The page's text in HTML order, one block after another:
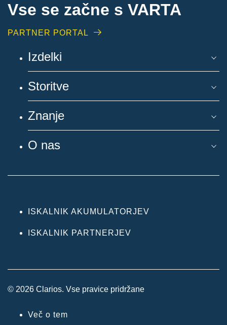
Vse se začne s VARTA
PARTNER PORTAL
Izdelki
Storitve
Znanje
O nas
ISKALNIK AKUMULATORJEV
ISKALNIK PARTNERJEV
© 2026 Clarios. Vse pravice pridržane
Več o tem